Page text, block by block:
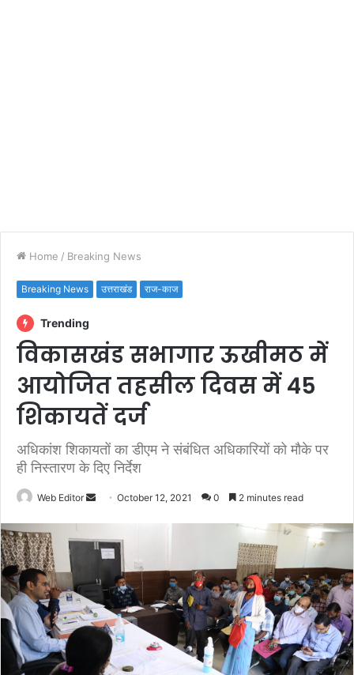
Home / Breaking News
Breaking News उत्तराखंड राज-काज
Trending
विकासखंड सभागार ऊखीमठ में
आयोजित तहसील दिवस में 45
शिकायतें दर्ज
अधिकांश शिकायतों का डीएम ने संबंधित अधिकारियों को मौके पर
ही निस्तारण के दिए निर्देश
Web Editor
d
e
m
October 12, 2021 0 2 minutes read